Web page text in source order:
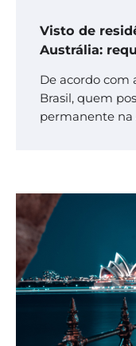
Visto de
Austrália:
De acordo com
Brasil, quem
permanente na